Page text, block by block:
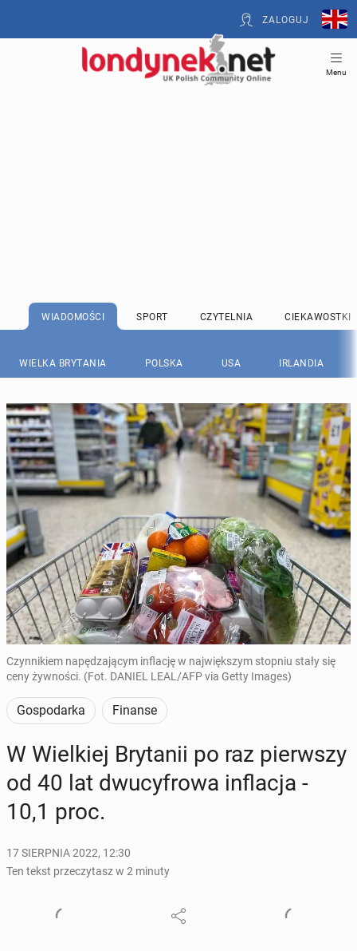
ZALOGUJ
Menu
WIADOMOŚCI SPORT CZYTELNIA CIEKAWOSTKI
WIELKA BRYTANIA POLSKA USA IRLANDIA
Czynnikiem napędzającym inflację w największym stopniu stały się
ceny żywności. (Fot. DANIEL LEAL/AFP via Getty Images)
Gospodarka Finanse
W Wiel­kiej Bry­ta­nii po raz pierw­szy
od 40 lat dwu­cy­fro­wa in­fla­cja -
10,1 proc.
17 SIERPNIA 2022, 12:30
Ten tekst przeczytasz w 2 minuty